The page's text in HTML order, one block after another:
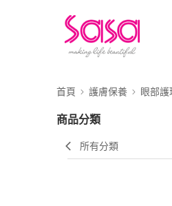
首頁 護膚保養 眼部護
商品分類
所有分類